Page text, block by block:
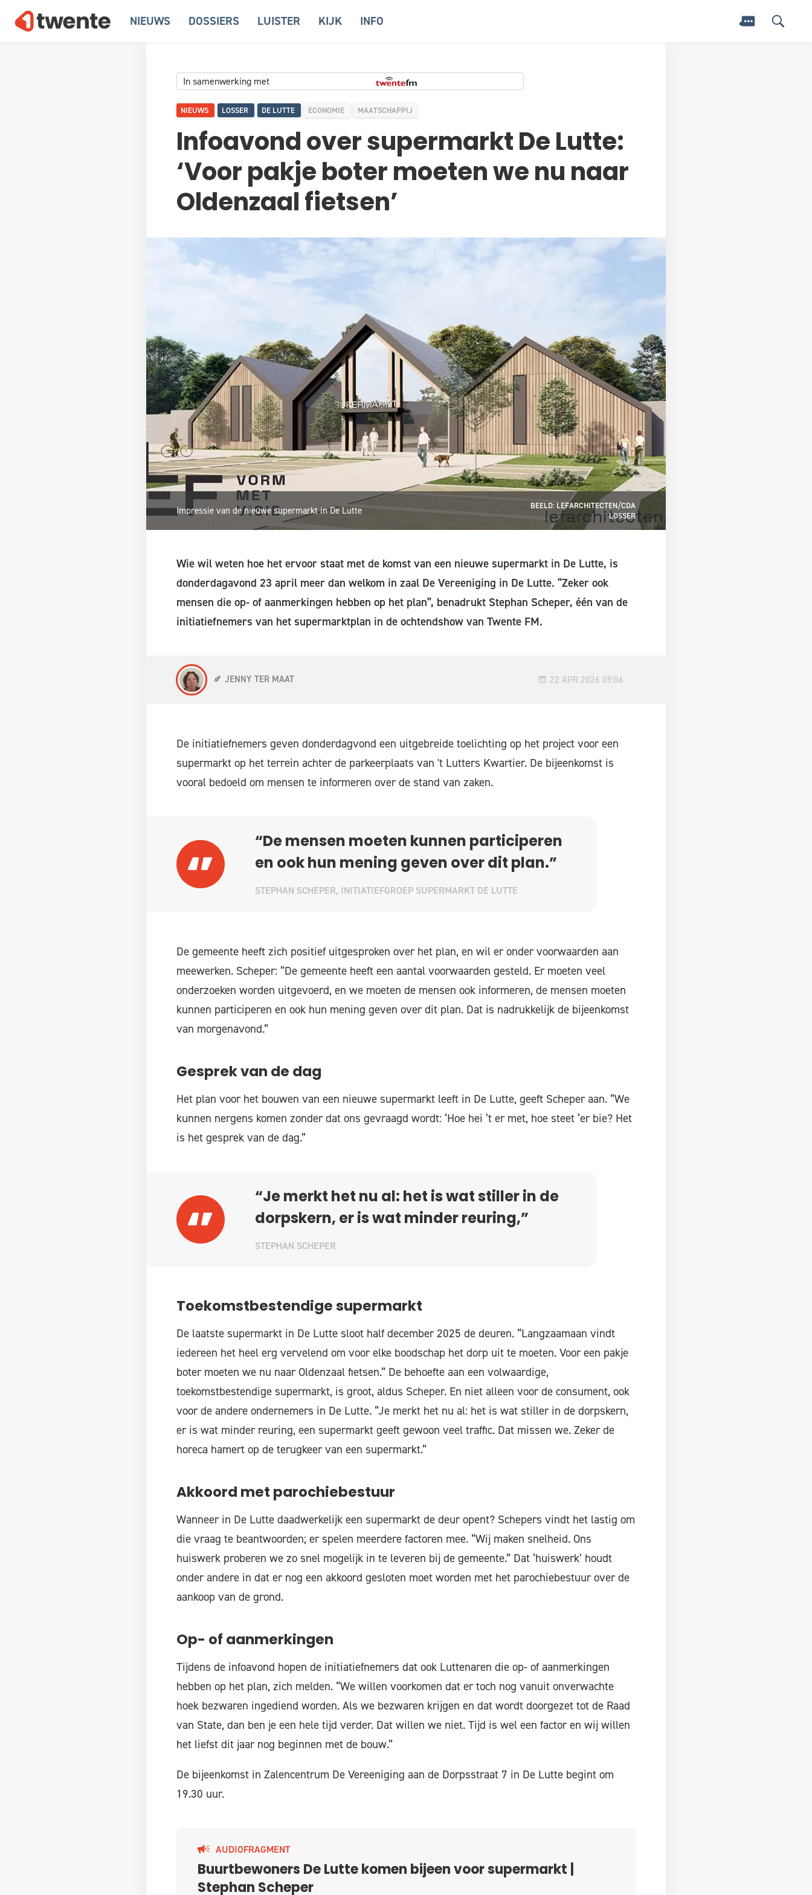
NIEUWS DOSSIERS LUISTER KIJK INFO
In samenwerking met
NIEUWS LOSSER DE LUTTE ECONOMIE MAATSCHAPPIJ
Infoavond over supermarkt De Lutte:
‘Voor pakje boter moeten we nu naar
Oldenzaal fietsen’
Impressie van de nieuwe supermarkt in De Lutte
BEELD: LEFARCHITECTEN/CDA
LOSSER
Wie wil weten hoe het ervoor staat met de komst van een nieuwe supermarkt in De Lutte, is
donderdagavond 23 april meer dan welkom in zaal De Vereeniging in De Lutte. “Zeker ook
mensen die op- of aanmerkingen hebben op het plan”, benadrukt Stephan Scheper, één van de
initiatiefnemers van het supermarktplan in de ochtendshow van Twente FM.
JENNY TER MAAT 22 APR 2026 09:06
De initiatiefnemers geven donderdagvond een uitgebreide toelichting op het project voor een
supermarkt op het terrein achter de parkeerplaats van 't Lutters Kwartier. De bijeenkomst is
vooral bedoeld om mensen te informeren over de stand van zaken.
“De mensen moeten kunnen participeren
en ook hun mening geven over dit plan.”
STEPHAN SCHEPER, INITIATIEFGROEP SUPERMARKT DE LUTTE
De gemeente heeft zich positief uitgesproken over het plan, en wil er onder voorwaarden aan
meewerken. Scheper: “De gemeente heeft een aantal voorwaarden gesteld. Er moeten veel
onderzoeken worden uitgevoerd, en we moeten de mensen ook informeren, de mensen moeten
kunnen participeren en ook hun mening geven over dit plan. Dat is nadrukkelijk de bijeenkomst
van morgenavond.”
Gesprek van de dag
Het plan voor het bouwen van een nieuwe supermarkt leeft in De Lutte, geeft Scheper aan. “We
kunnen nergens komen zonder dat ons gevraagd wordt: ‘Hoe hei ’t er met, hoe steet ‘er bie? Het
is het gesprek van de dag.”
“Je merkt het nu al: het is wat stiller in de
dorpskern, er is wat minder reuring,”
STEPHAN SCHEPER
Toekomstbestendige supermarkt
De laatste supermarkt in De Lutte sloot half december 2025 de deuren. “Langzaamaan vindt
iedereen het heel erg vervelend om voor elke boodschap het dorp uit te moeten. Voor een pakje
boter moeten we nu naar Oldenzaal fietsen.” De behoefte aan een volwaardige,
toekomstbestendige supermarkt, is groot, aldus Scheper. En niet alleen voor de consument, ook
voor de andere ondernemers in De Lutte. “Je merkt het nu al: het is wat stiller in de dorpskern,
er is wat minder reuring, een supermarkt geeft gewoon veel traffic. Dat missen we. Zeker de
horeca hamert op de terugkeer van een supermarkt.”
Akkoord met parochiebestuur
Wanneer in De Lutte daadwerkelijk een supermarkt de deur opent? Schepers vindt het lastig om
die vraag te beantwoorden; er spelen meerdere factoren mee. “Wij maken snelheid. Ons
huiswerk proberen we zo snel mogelijk in te leveren bij de gemeente.” Dat ‘huiswerk’ houdt
onder andere in dat er nog een akkoord gesloten moet worden met het parochiebestuur over de
aankoop van de grond.
Op- of aanmerkingen
Tijdens de infoavond hopen de initiatiefnemers dat ook Luttenaren die op- of aanmerkingen
hebben op het plan, zich melden. “We willen voorkomen dat er toch nog vanuit onverwachte
hoek bezwaren ingediend worden. Als we bezwaren krijgen en dat wordt doorgezet tot de Raad
van State, dan ben je een hele tijd verder. Dat willen we niet. Tijd is wel een factor en wij willen
het liefst dit jaar nog beginnen met de bouw.”
De bijeenkomst in Zalencentrum De Vereeniging aan de Dorpsstraat 7 in De Lutte begint om
19.30 uur.
AUDIOFRAGMENT
Buurtbewoners De Lutte komen bijeen voor supermarkt |
Stephan Scheper